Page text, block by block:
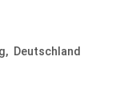
Deutschland